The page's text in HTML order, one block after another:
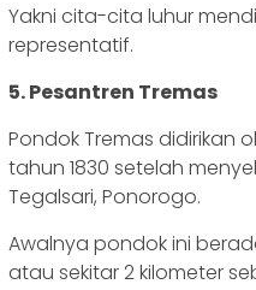
Yakni cita-cita luhur
representatif.
5. Pesantren Tremas
Pondok Tremas didirikan
tahun 1830 setelah
Tegalsari, Ponorogo.
Awalnya pondok ini
atau sekitar 2 kilometer